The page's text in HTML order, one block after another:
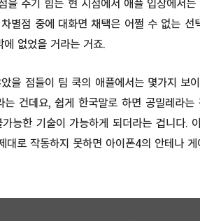
을 주기 힘든 현 시점에서 애플 입장에서
별점 중에 대화면 채택은 어쩔 수 없는 선
없었을 거라는 거죠.
을 점들이 팀 쿡의 애플에서는 몇가지 보
는 건데요, 쉽게 한국말로 하면 공밀레라
능한 기술이 가능하게 되더라는 겁니다.
대로 작동하지 못하면 아이폰4의 안테나